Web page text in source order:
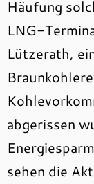
Häufung
LNG-
Lützerath,
abgerissen
sehen die